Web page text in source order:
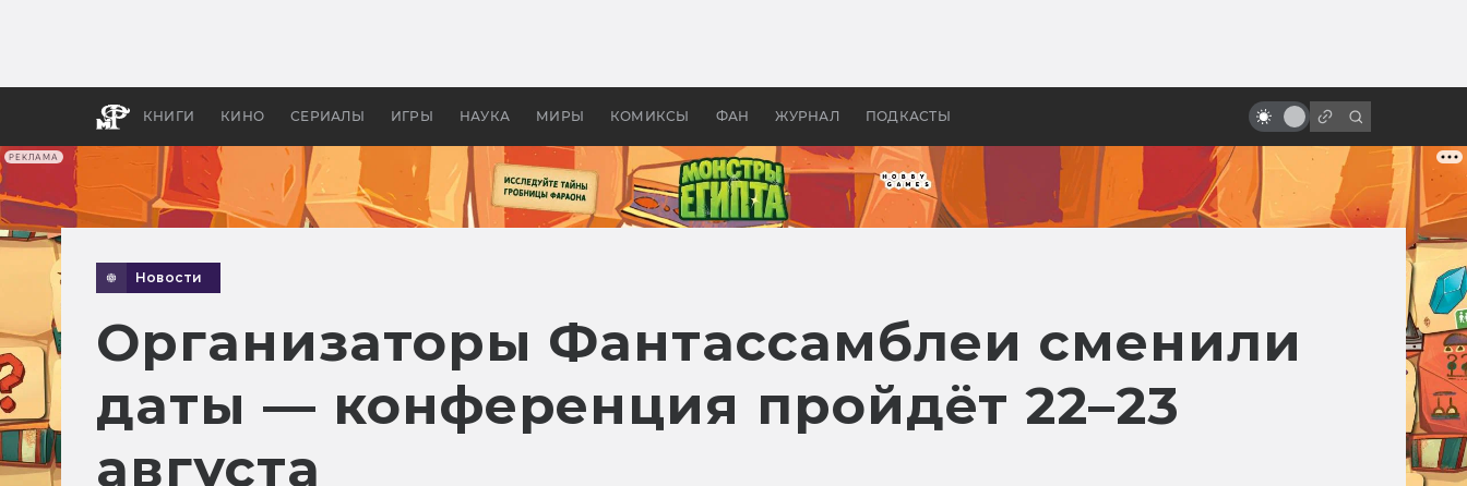
РЕКЛАМА
КНИГИ КИНО СЕРИАЛЫ ИГРЫ НАУКА МИРЫ КОМИКСЫ ФАН ЖУРНАЛ ПОДКАСТЫ
бы «Властелина колец»
Древней Грецией
Сатана и Эминем
Новости
Организаторы Фантассамблеи сменили
даты — конференция пройдёт 22–23
августа